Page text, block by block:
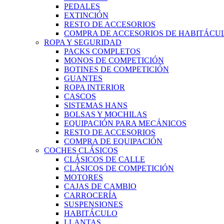
PEDALES
EXTINCIÓN
RESTO DE ACCESORIOS
COMPRA DE ACCESORIOS DE
ROPA Y SEGURIDAD
PACKS COMPLETOS
MONOS DE COMPETICIÓN
BOTINES DE COMPETICIÓN
GUANTES
ROPA INTERIOR
CASCOS
SISTEMAS HANS
BOLSAS Y MOCHILAS
EQUIPACIÓN PARA MECÁNICOS
RESTO DE ACCESORIOS
COMPRA DE EQUIPACIÓN
COCHES CLÁSICOS
CLÁSICOS DE CALLE
CLÁSICOS DE COMPETICIÓN
MOTORES
CAJAS DE CAMBIO
CARROCERÍA
SUSPENSIONES
HABITÁCULO
LLANTAS